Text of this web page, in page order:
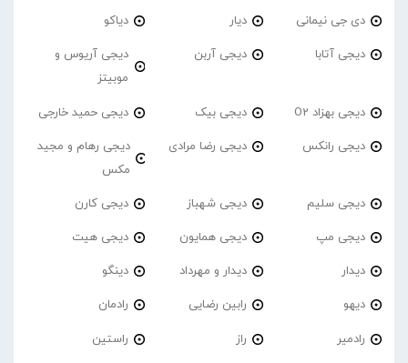
دی جی نیمانی دیار دیاکو
دیجی آتابا دیجی آربن
دیجی آریوس و
موبیتز
دیجی بهزاد O2 دیجی بیک دیجی حمید خارجی
دیجی رانکس دیجی رضا مرادی
دیجی رهام و مجید
مکس
دیجی سلیم دیجی شهباز دیجی کارن
دیجی مپ دیجی همایون دیجی هیت
دیدار دیدار و مهرداد دینگو
دیهو رابین رضایی رادمان
رادمیر راز راستین